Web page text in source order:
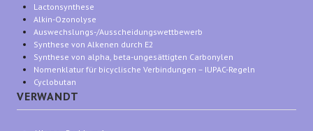
Lactonsynthese
Alkin-Ozonolyse
Auswechslungs-/Ausscheidungswettbewerb
Synthese von Alkenen durch E2
Synthese von alpha, beta-ungesättigten Carbonylen
Nomenklatur für bicyclische Verbindungen – IUPAC-Regeln
Cyclobutan
VERWANDT